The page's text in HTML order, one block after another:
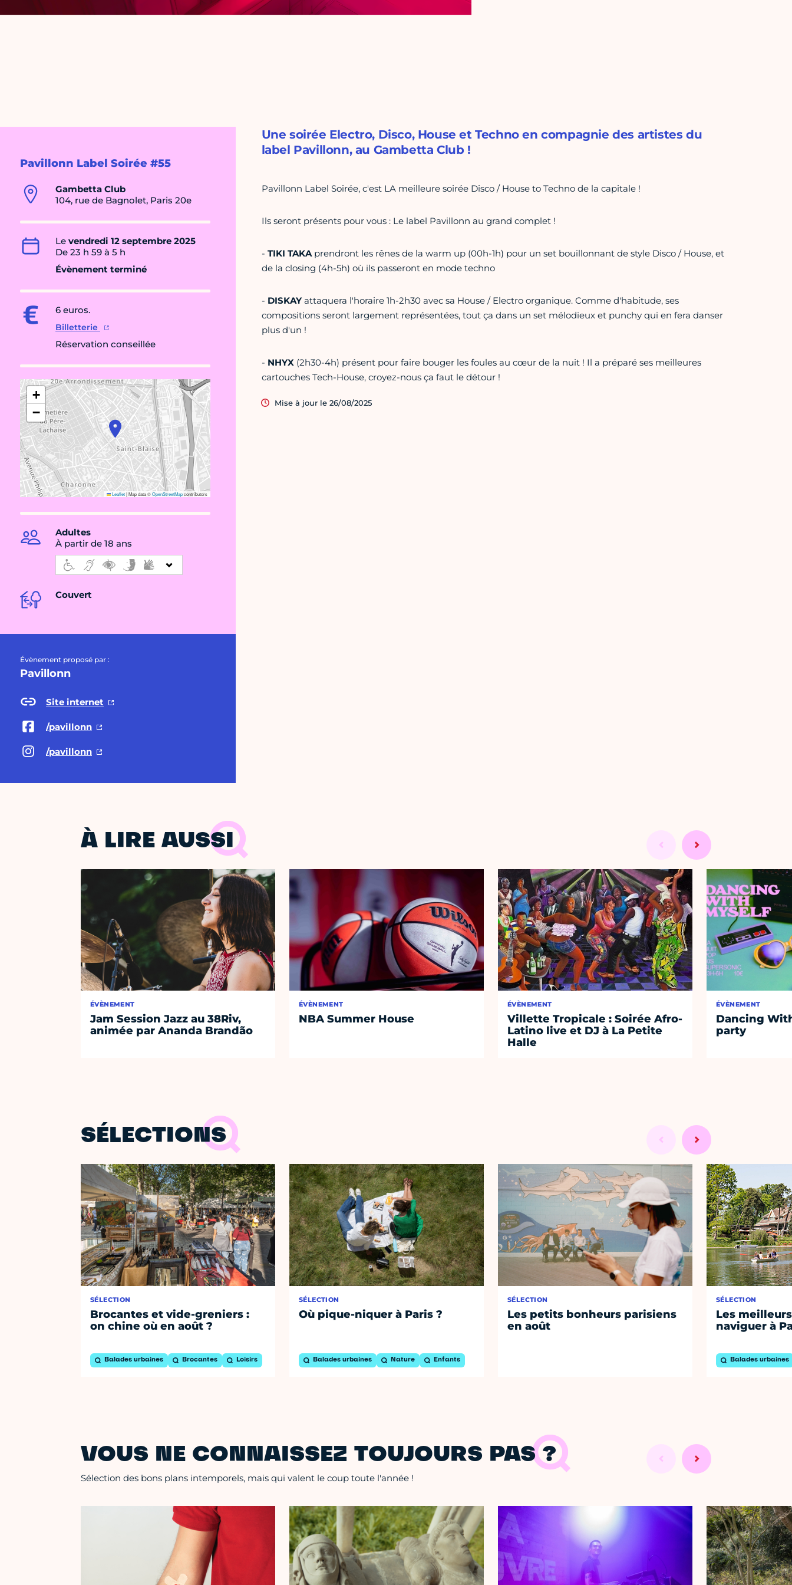
Pavillonn Label Soirée #55
Gambetta Club
104, rue de Bagnolet, Paris 20e
Le vendredi 12 septembre 2025
De 23 h 59 à 5 h
Évènement terminé
6 euros.
Billetterie
Réservation conseillée
+
−
Leaflet|Map data ©OpenStreetMapcontributors
Adultes
À partir de 18 ans
Couvert
Évènement proposé par :
Pavillonn
Site internet
/pavillonn
/pavillonn
Une soirée Electro, Disco, House et Techno en compagnie des artistes du
label Pavillonn, au Gambetta Club !
Pavillonn Label Soirée, c'est LA meilleure soirée Disco / House to Techno de la capitale !
Ils seront présents pour vous : Le label Pavillonn au grand complet !
- TIKI TAKAprendront les rênes de la warm up (00h-1h) pour un set bouillonnant de style Disco / House, et
de la closing (4h-5h) où ils passeront en mode techno
- DISKAYattaquera l'horaire 1h-2h30 avec sa House / Electro organique. Comme d'habitude, ses
compositions seront largement représentées, tout ça dans un set mélodieux et punchy qui en fera danser
plus d'un !
- NHYX(2h30-4h) présent pour faire bouger les foules au cœur de la nuit ! Il a préparé ses meilleures
cartouches Tech-House, croyez-nous ça faut le détour !
Mise à jour le 26/08/2025
À LIRE AUSSI
ÉVÈNEMENT
Jam Session Jazz au 38Riv,
animée par Ananda Brandão
ÉVÈNEMENT
NBA Summer House
ÉVÈNEMENT
Villette Tropicale : Soirée Afro-
Latino live et DJ à La Petite
Halle
ÉVÈNEMENT
Dancing
party
SÉLECTIONS
SÉLECTION
Brocantes et vide-greniers :
on chine où en août ?
Balades urbaines Brocantes Loisirs
SÉLECTION
Où pique-niquer à Paris ?
Balades urbaines Nature Enfants
SÉLECTION
Les petits bonheurs parisiens
en août
SÉLECTION
Les
naviguer à
Balades urbaines
VOUS NE CONNAISSEZ TOUJOURS PAS ?
Sélection des bons plans intemporels, mais qui valent le coup toute l'année !